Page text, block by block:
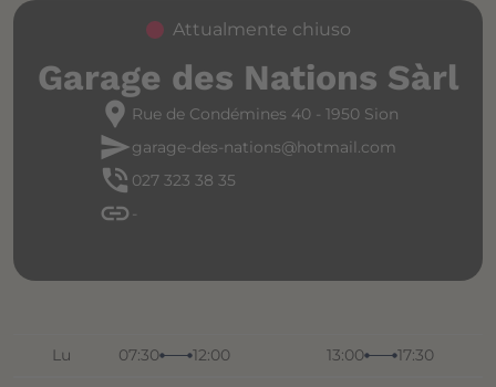
Attualmente chiuso
Garage des Nations Sàrl
location_pin Rue de Condémines 40 - 1950 Sion
sendgarage-des-nations@hotmail.com
phone_in_talk 027 323 38 35
link -
Lu 07:30 12:00 13:00 17:30